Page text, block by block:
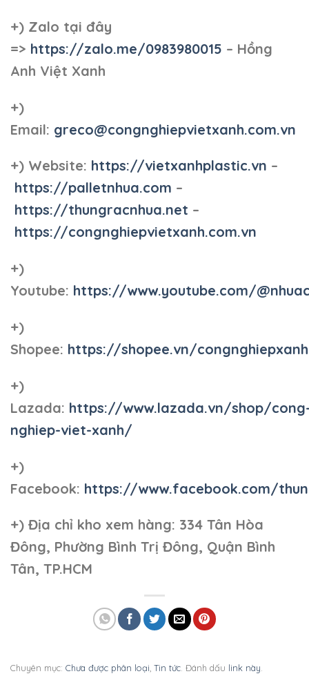
+) Zalo tại đây
=> https://zalo.me/0983980015 – Hồng
Anh Việt Xanh
+)
Email: greco@congnghiepvietxanh.com.vn
+) Website: https://vietxanhplastic.vn –
https://palletnhua.com –
https://thungracnhua.net –
https://congnghiepvietxanh.com.vn
+)
Youtube: https://www.youtube.com/
+)
Shopee: https://shopee.vn/
+)
Lazada: https://www.lazada.vn/shop/
nghiep-viet-xanh/
+)
Facebook: https://www.facebook.com/
+) Địa chỉ kho xem hàng: 334 Tân Hòa
Đông, Phường Bình Trị Đông, Quận Bình
Tân, TP.HCM
Chuyên mục: Chưa được phân loại Tin tức . Đánh dấu link này